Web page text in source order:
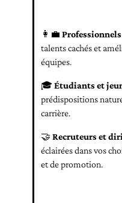
👩‍💼
talents cachés et
équipes.
🎓Étudiants et
prédispositions
carrière.
🤝 Recruteurs et
éclairées dans vos
et de promotion.